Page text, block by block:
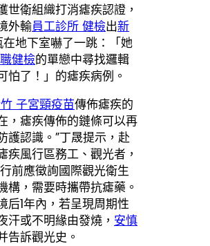
世衛組織打消瘧疾認證，
外輸員工診所 健檢出新
在地下室嚇了一跳：「她
健檢的單戀中尋找邏輯
怕了！」的瘧疾病例。
子宮頸疫苗傳佈瘧疾的
，瘧疾傳佈的鏈條可以再
護認識。”丁晟提示，赴
疾風行區務工、觀光者，
前應徵詢國際觀光衛生
構，需要時攜帶抗瘧藥。
后1年內，若呈現周期性
汗或不明緣由發燒， 安慎
告訴觀光史。